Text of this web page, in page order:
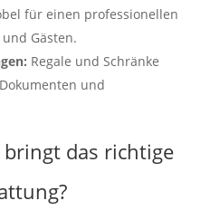
für einen professionellen
Gästen.
Regale und Schränke
und
das richtige